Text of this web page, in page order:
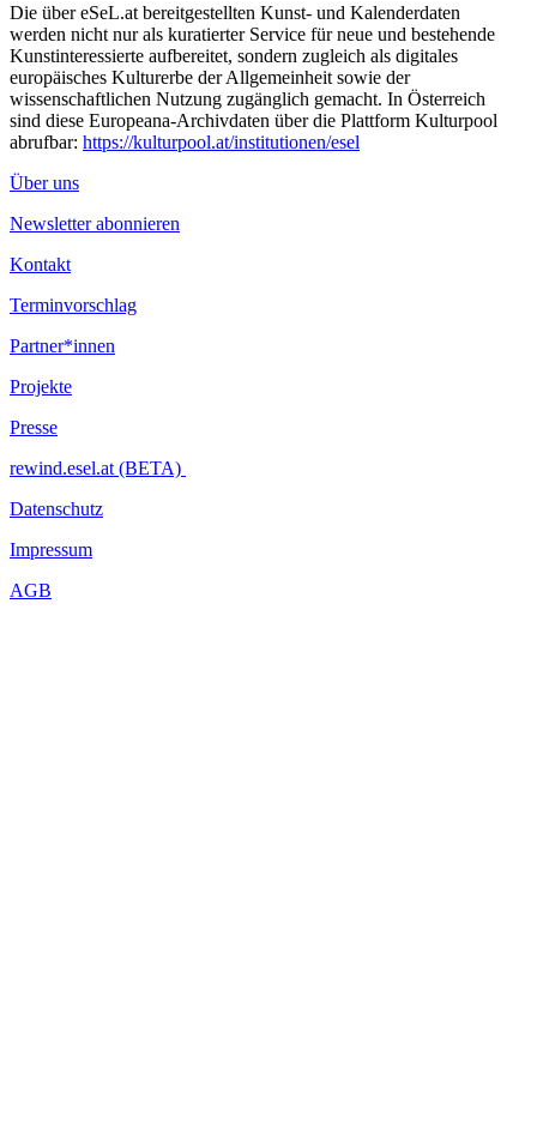
Die über eSeL.at bereitgestellten Kunst- und Kalenderdaten
werden nicht nur als kuratierter Service für neue und bestehende
Kunstinteressierte aufbereitet, sondern zugleich als digitales
europäisches Kulturerbe der Allgemeinheit sowie der
wissenschaftlichen Nutzung zugänglich gemacht. In Österreich
sind diese Europeana-Archivdaten über die Plattform Kulturpool
abrufbar: https://kulturpool.at/institutionen/esel
Über uns
Newsletter abonnieren
Kontakt
Terminvorschlag
Partner*innen
Projekte
Presse
rewind.esel.at (BETA)
Datenschutz
Impressum
AGB